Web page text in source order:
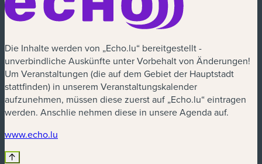
Die Inhalte werden von „Echo.lu“ bereitgestellt -
unverbindliche Auskünfte unter Vorbehalt von Änderungen!
Um Veranstaltungen (die auf dem Gebiet der Hauptstadt
stattfinden) in unserem Veranstaltungskalender
aufzunehmen, müssen diese zuerst auf „Echo.lu“ eintragen
werden. Anschlie nehmen diese in unsere Agenda auf.
www.echo.lu